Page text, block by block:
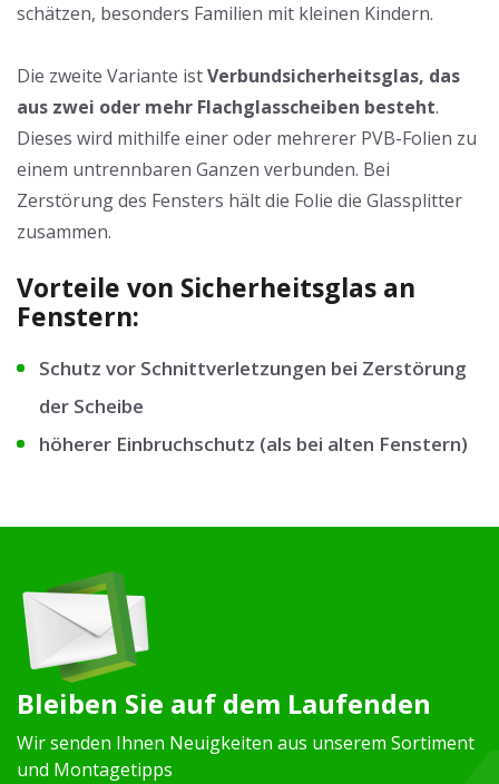
schätzen, besonders Familien mit kleinen Kindern.
Die zweite Variante istVerbundsicherheitsglas, das
aus zwei oder mehr Flachglasscheiben besteht.
Dieses wird mithilfe einer oder mehrerer PVB-Folien zu
einem untrennbaren Ganzen verbunden. Bei
Zerstörung des Fensters hält die Folie die Glassplitter
zusammen.
Vorteile von Sicherheitsglas an
Fenstern:
Schutz vor Schnittverletzungen bei Zerstörung
der Scheibe
höherer Einbruchschutz (als bei alten Fenstern)
Bleiben Sie auf dem Laufenden
Wir senden Ihnen Neuigkeiten aus unserem Sortiment
und Montagetipps